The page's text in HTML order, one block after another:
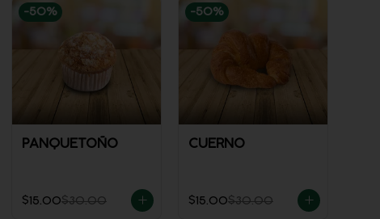
-50%
PANQUETOÑO
$15.00$30.00
-50%
CUERNO
$15.00$30.00